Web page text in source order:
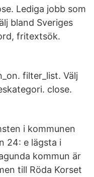
Lediga jobb som
bland Sveriges
fritextsök.
filter_list. Välj
close.
i kommunen
24: e lägsta i
kommun är
till Röda Korset